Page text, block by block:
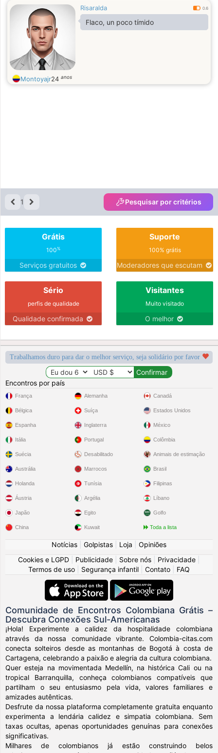
Risaralda 0.6
Flaco, un poco tímido
Montoyajr24 anos
1 Pesquisar por critérios
Grátis
100%
Serviços gratuitos
Suporte
100% grátis
Moderadores que escutam
Sério
perfis de qualidade
Qualidade confirmada
Visitantes
Muito visitado
O melhor
Trabalhamos duro para dar o melhor serviço, seja solidário por favor
Encontros por país
França
Bélgica
Espanha
Itália
Suécia
Alemanha
Suíça
Inglaterra
Portugal
Desabilitado
Canadá
Estados Unidos
México
Colômbia
Animais de estimação
Austrália
Holanda
Áustria
Japão
China
Marrocos
Tunísia
Argélia
Egito
Kuwait
Brasil
Filipinas
Líbano
Golfo
Toda a lista
Notícias Golpistas Loja
Opiniões
Cookies e LGPD
Publicidade Sobre nós Privacidade
Termos de uso
Segurança infantil Contato FAQ
Comunidade de Encontros Colombiana Grátis –
Descubra Conexões Sul-Americanas
¡Hola! Experimente a calidez da hospitalidade colombiana
através da nossa comunidade vibrante. Colombia-citas.com
conecta solteiros desde as montanhas de Bogotá à costa de
Cartagena, celebrando a paixão e alegria da cultura colombiana.
Quer esteja na movimentada Medellín, na histórica Cali ou na
tropical Barranquilla, conheça colombianos compatíveis que
partilham o seu entusiasmo pela vida, valores familiares e
amizades autênticas.
Desfrute da nossa plataforma completamente gratuita enquanto
experimenta a lendária calidez e simpatia colombiana. Sem
taxas ocultas, apenas oportunidades genuínas para conexões
significativas.
Milhares de colombianos já estão construindo belos